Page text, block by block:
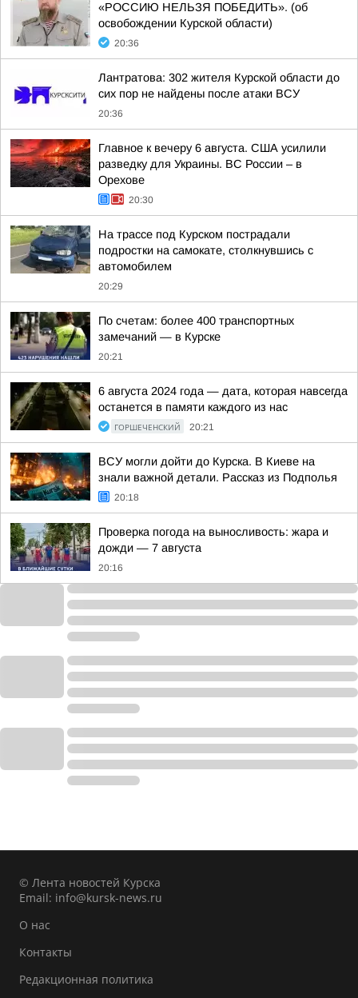
«РОССИЮ НЕЛЬЗЯ ПОБЕДИТЬ». (об
освобождении Курской области)
20:36
Лантратова: 302 жителя Курской области до
сих пор не найдены после атаки ВСУ
20:36
Главное к вечеру 6 августа. США усилили
разведку для Украины. ВС России – в
Орехове
20:30
На трассе под Курском пострадали
подростки на самокате, столкнувшись с
автомобилем
20:29
По счетам: более 400 транспортных
замечаний — в Курске
20:21
6 августа 2024 года — дата, которая навсегда
останется в памяти каждого из нас
ГОРШЕЧЕНСКИЙ 20:21
ВСУ могли дойти до Курска. В Киеве на
знали важной детали. Рассказ из Подполья
20:18
Проверка погода на выносливость: жара и
дожди — 7 августа
20:16
© Лента новостей Курска
Email: info@kursk-news.ru
О нас
Контакты
Редакционная политика